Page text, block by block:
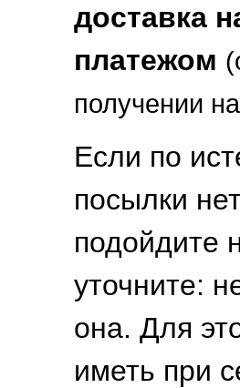
доставка
платежом
получении
Если по
посылки
подойдите
уточните:
она. Для
иметь при